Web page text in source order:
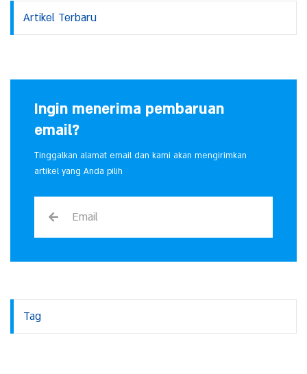
Artikel Terbaru
Ingin menerima pembaruan
email?
Tinggalkan alamat email dan kami akan mengirimkan
artikel yang Anda pilih
Tag